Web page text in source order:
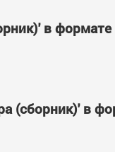
в формате
(сборник)' в